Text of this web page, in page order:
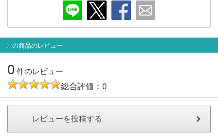
この商品のレビュー
0件のレビュー
総合評価：0